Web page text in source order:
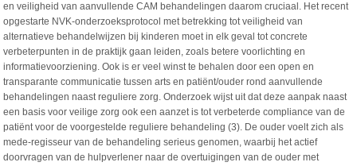
en veiligheid van aanvullende CAM behandelingen daarom cruciaal. Het recent
opgestarte NVK-onderzoeksprotocol met betrekking tot veiligheid van
alternatieve behandelwijzen bij kinderen moet in elk geval tot concrete
verbeterpunten in de praktijk gaan leiden, zoals betere voorlichting en
informatievoorziening. Ook is er veel winst te behalen door een open en
transparante communicatie tussen arts en patiënt/ouder rond aanvullende
behandelingen naast reguliere zorg. Onderzoek wijst uit dat deze aanpak naast
een basis voor veilige zorg ook een aanzet is tot verbeterde compliance van de
patiënt voor de voorgestelde reguliere behandeling (3). De ouder voelt zich als
mede-regisseur van de behandeling serieus genomen, waarbij het actief
doorvragen van de hulpverlener naar de overtuigingen van de ouder met